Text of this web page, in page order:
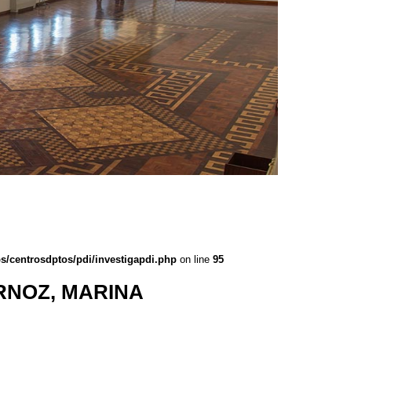
centrosdptos/pdi/investigapdi.php on line 95
MARINA